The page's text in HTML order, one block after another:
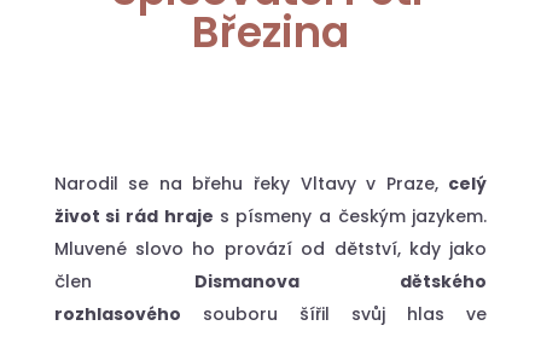
Březina
Narodil se na břehu řeky Vltavy v Praze, celý
život si rád hraje s písmeny a českým jazykem.
Mluvené slovo ho provází od dětství, kdy jako
člen Dismanova dětského
rozhlasového souboru šířil svůj hlas ve